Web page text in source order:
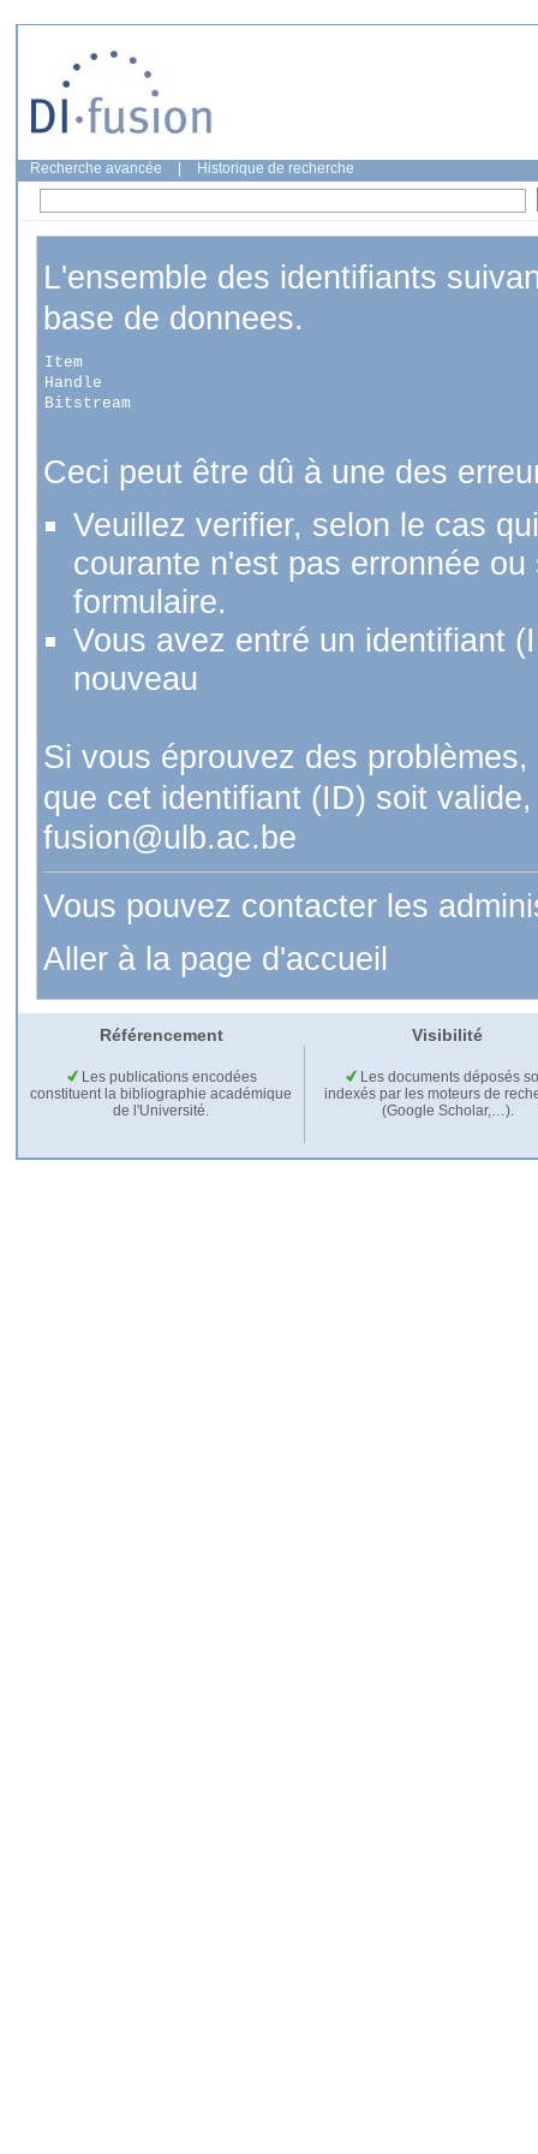
Recherche avancée Historique de recherche
L'ensemble des identifiants
base de donnees.
Item
Handle
Bitstream
Ceci peut être dû à une des
Veuillez verifier, selon le cas
courante n'est pas erronnée
formulaire.
Vous avez entré un identifiant
nouveau
Si vous éprouvez des
que cet identifiant (ID) soit
fusion@ulb.ac.be
Vous pouvez contacter les
Aller à la page d'accueil
Référencement Visibilité
Les publications encodées
constituent la bibliographie académique
de l'Université.
Les documents déposés
indexés par les moteurs de
(Google Scholar,…).